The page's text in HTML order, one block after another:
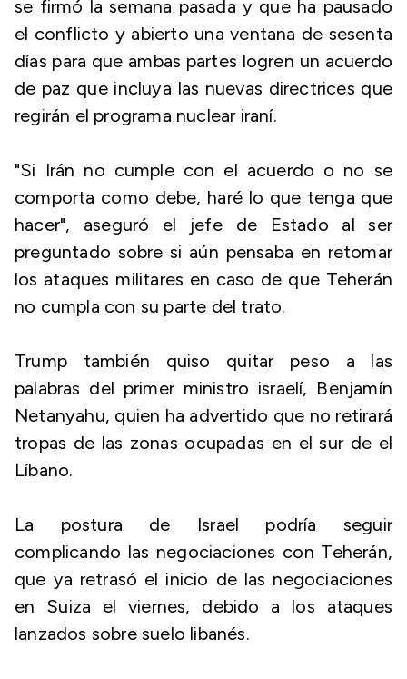
se firmó la semana pasada y que ha pausado
el conflicto y abierto una ventana de sesenta
días para que ambas partes logren un acuerdo
de paz que incluya las nuevas directrices que
regirán el programa nuclear iraní.
"Si Irán no cumple con el acuerdo o no se
comporta como debe, haré lo que tenga que
hacer", aseguró el jefe de Estado al ser
preguntado sobre si aún pensaba en retomar
los ataques militares en caso de que Teherán
no cumpla con su parte del trato.
Trump también quiso quitar peso a las
palabras del primer ministro israelí, Benjamín
Netanyahu, quien ha advertido que no retirará
tropas de las zonas ocupadas en el sur de el
Líbano.
La postura de Israel podría seguir
complicando las negociaciones con Teherán,
que ya retrasó el inicio de las negociaciones
en Suiza el viernes, debido a los ataques
lanzados sobre suelo libanés.